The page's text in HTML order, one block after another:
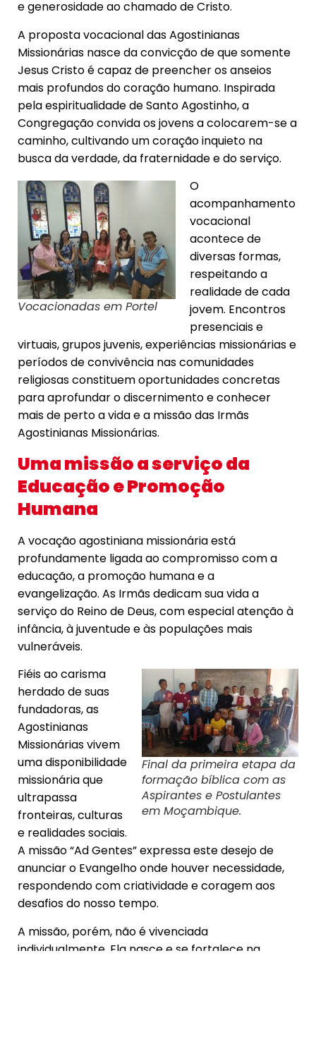
e generosidade ao chamado de Cristo.
A proposta vocacional das Agostinianas
Missionárias nasce da convicção de que somente
Jesus Cristo é capaz de preencher os anseios
mais profundos do coração humano. Inspirada
pela espiritualidade de Santo Agostinho, a
Congregação convida os jovens a colocarem-se a
caminho, cultivando um coração inquieto na
busca da verdade, da fraternidade e do serviço.
Vocacionadas em Portel
O
acompanhamento
vocacional
acontece de
diversas formas,
respeitando a
realidade de cada
jovem. Encontros
presenciais e
virtuais, grupos juvenis, experiências missionárias e
períodos de convivência nas comunidades
religiosas constituem oportunidades concretas
para aprofundar o discernimento e conhecer
mais de perto a vida e a missão das Irmãs
Agostinianas Missionárias.
Uma missão a serviço da
Educação e Promoção
Humana
A vocação agostiniana missionária está
profundamente ligada ao compromisso com a
educação, a promoção humana e a
evangelização. As Irmãs dedicam sua vida a
serviço do Reino de Deus, com especial atenção à
infância, à juventude e às populações mais
vulneráveis.
Final da primeira etapa da
formação bíblica com as
Aspirantes e Postulantes
em Moçambique.
Fiéis ao carisma
herdado de suas
fundadoras, as
Agostinianas
Missionárias vivem
uma disponibilidade
missionária que
ultrapassa
fronteiras, culturas
e realidades sociais.
A missão “Ad Gentes” expressa este desejo de
anunciar o Evangelho onde houver necessidade,
respondendo com criatividade e coragem aos
desafios do nosso tempo.
A missão, porém, não é vivenciada
individualmente. Ela nasce e se fortalece na